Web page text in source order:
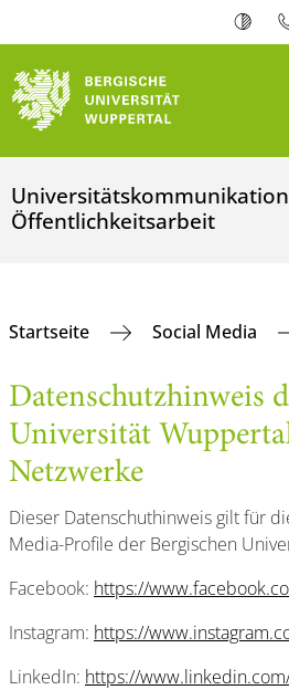
Öffentlichkeitsarbeit
Startseite Social Media
Datenschutzhinweis
Universität
Netzwerke
Dieser Datenschuthinweis gilt für
Media-Profile der Bergischen
Facebook: https://
Instagram: https://
LinkedIn: https://